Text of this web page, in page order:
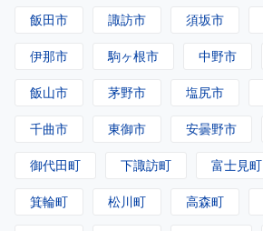
飯田市 諏訪市 須坂市
伊那市 駒ヶ根市 中野市
飯山市 茅野市 塩尻市
千曲市 東御市 安曇野市
御代田町 下諏訪町 富士見町
箕輪町 松川町 高森町